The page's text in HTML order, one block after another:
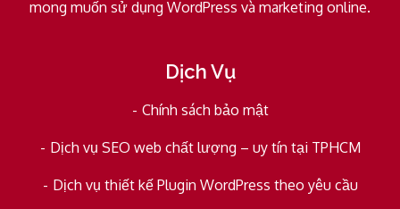
mong muốn sử dụng WordPress và marketing online.
Dịch Vụ
Chính sách bảo mật
Dịch vụ SEO web chất lượng – uy tín tại TPHCM
Dịch vụ thiết kế Plugin WordPress theo yêu cầu